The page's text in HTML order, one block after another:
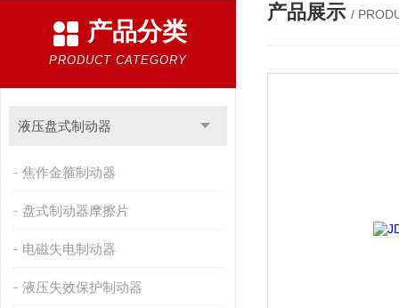
产品分类
PRODUCT CATEGORY
液压盘式制动器
焦作金箍制动器
盘式制动器摩擦片
电磁失电制动器
液压失效保护制动器
产品展示 /